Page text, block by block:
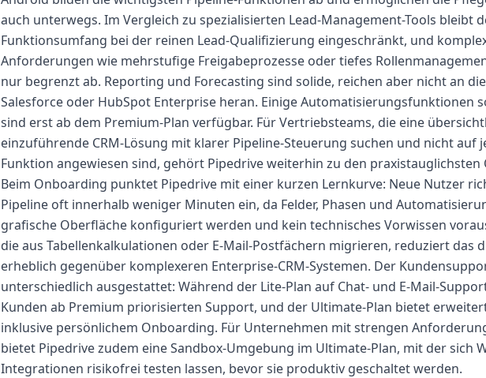
auch unterwegs. Im Vergleich zu spezialisierten Lead-Management-Tools bleibt
Funktionsumfang bei der reinen Lead-Qualifizierung eingeschränkt, und
Anforderungen wie mehrstufige Freigabeprozesse oder tiefes
nur begrenzt ab. Reporting und Forecasting sind solide, reichen aber nicht an
Salesforce oder HubSpot Enterprise heran. Einige Automatisierungsfunktionen
sind erst ab dem Premium-Plan verfügbar. Für Vertriebsteams, die eine
einzuführende CRM-Lösung mit klarer Pipeline-Steuerung suchen und nicht auf
Funktion angewiesen sind, gehört Pipedrive weiterhin zu den
Beim Onboarding punktet Pipedrive mit einer kurzen Lernkurve: Neue Nutzer
Pipeline oft innerhalb weniger Minuten ein, da Felder, Phasen und
grafische Oberfläche konfiguriert werden und kein technisches Vorwissen
die aus Tabellenkalkulationen oder E-Mail-Postfächern migrieren, reduziert das
erheblich gegenüber komplexeren Enterprise-CRM-Systemen. Der
unterschiedlich ausgestattet: Während der Lite-Plan auf Chat- und E-Mail-
Kunden ab Premium priorisierten Support, und der Ultimate-Plan bietet
inklusive persönlichem Onboarding. Für Unternehmen mit strengen
bietet Pipedrive zudem eine Sandbox-Umgebung im Ultimate-Plan, mit der sich
Integrationen risikofrei testen lassen, bevor sie produktiv geschaltet werden.